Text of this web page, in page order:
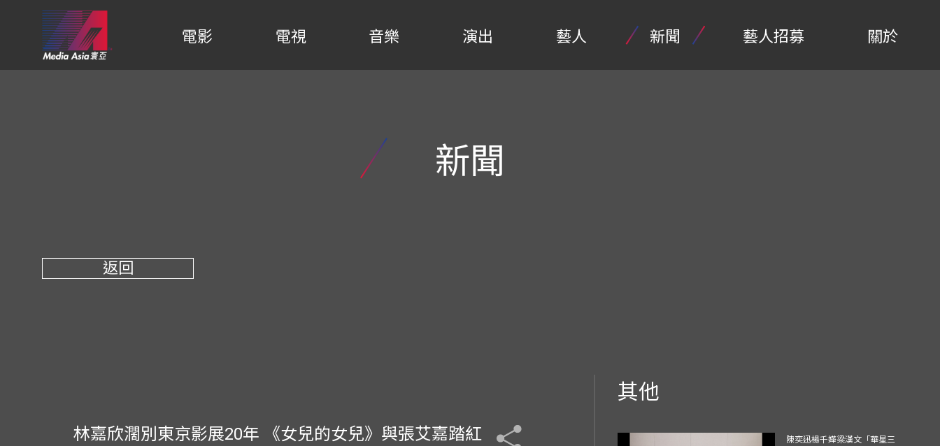
電影 電視 音樂 演出 藝人 新聞 藝人招募 關於
新聞
返回
林嘉欣濶別東京影展20年 《女兒的女兒》與張艾嘉踏紅
其他
陳奕迅楊千嬅梁漢文「華星三